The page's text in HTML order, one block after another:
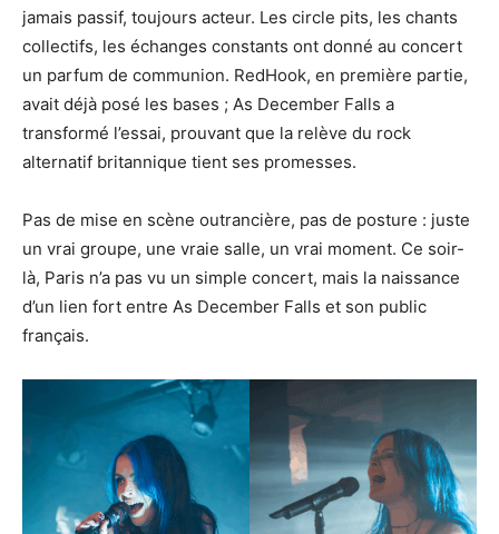
jamais passif, toujours acteur. Les circle pits, les chants
collectifs, les échanges constants ont donné au concert
un parfum de communion. RedHook, en première partie,
avait déjà posé les bases ; As December Falls a
transformé l’essai, prouvant que la relève du rock
alternatif britannique tient ses promesses.
Pas de mise en scène outrancière, pas de posture : juste
un vrai groupe, une vraie salle, un vrai moment. Ce soir-
là, Paris n’a pas vu un simple concert, mais la naissance
d’un lien fort entre As December Falls et son public
français.